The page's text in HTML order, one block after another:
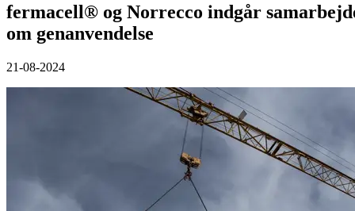
fermacell® og Norrecco indgår
om genanvendelse
21-08-2024